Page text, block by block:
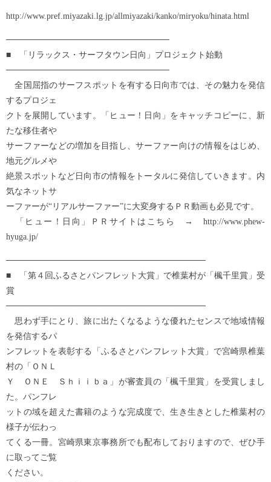
http://www.pref.miyazaki.lg.jp/allmiyazaki/kanko/miryoku/hinata.html
───────────────────────────
■ 「リラックス・サーフタウン日向」プロジェクト始動
───────────────────────────
全国屈指のサーフスポットを有する日向市では、その魅力を発信
するプロジェ
クトを展開しています。「ヒュー！日向」をキャッチコピーに、新
たな移住者や
サーファーなどの増加を目指し、サーファー向けの情報をはじめ、
地元グルメや
絶景スポットなど日向市の情報をトータルに発信していきます。内
気なネットサ
ーファーが“リアルサーファー”に大変身するＰＲ動画も必見です。
「ヒュー！日向」ＰＲサイトはこちら → http://www.phew-
hyuga.jp/
─────────────────────────────────
■ 「第４回ふるさとパンフレット大賞」で椎葉村が「楓千里賞」受
賞
─────────────────────────────────
思わず手にとり、旅に出たくなるような優れたセンスで地域情報
を発信するパ
ンフレットを表彰する「ふるさとパンフレット大賞」で宮崎県椎葉
村の「ＯＮＬ
Ｙ ＯＮＥ Ｓｈｉｉｂａ」が審査員の「楓千里賞」を受賞しまし
た。パンフレ
ットの域を超えた書籍のような完成度で、生き生きとした椎葉村の
様子が伝わっ
てくる一冊。宮崎県東京事務所でも配布しておりますので、ぜひ手
に取ってご覧
ください。